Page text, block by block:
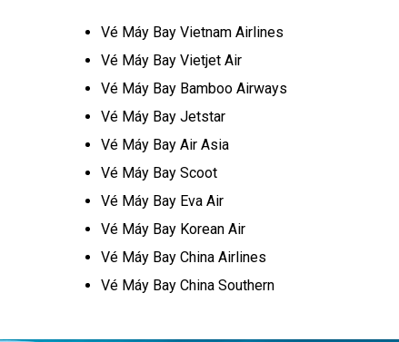
Vé Máy Bay Vietnam Airlines
Vé Máy Bay Vietjet Air
Vé Máy Bay Bamboo Airways
Vé Máy Bay Jetstar
Vé Máy Bay Air Asia
Vé Máy Bay Scoot
Vé Máy Bay Eva Air
Vé Máy Bay Korean Air
Vé Máy Bay China Airlines
Vé Máy Bay China Southern